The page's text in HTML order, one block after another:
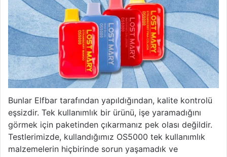
Bunlar Elfbar tarafından yapıldığından, kalite kontrolü
eşsizdir. Tek kullanımlık bir ürünü, işe yaramadığını
görmek için paketinden çıkarmanız pek olası değildir.
Testlerimizde, kullandığımız OS5000 tek kullanımlık
malzemelerin hiçbirinde sorun yaşamadık ve